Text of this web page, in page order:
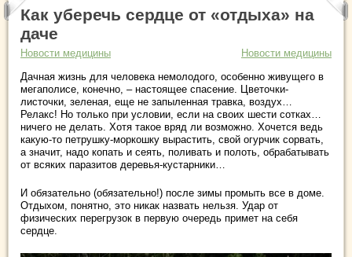
Как уберечь сердце от «отдыха» на
даче
Новости медицины
Новости медицины
Дачная жизнь для человека немолодого, особенно живущего в
мегаполисе, конечно, – настоящее спасение. Цветочки-
листочки, зеленая, еще не запыленная травка, воздух…
Релакс! Но только при условии, если на своих шести сотках…
ничего не делать. Хотя такое вряд ли возможно. Хочется ведь
какую-то петрушку-моркошку вырастить, свой огурчик сорвать,
а значит, надо копать и сеять, поливать и полоть, обрабатывать
от всяких паразитов деревья-кустарники…
И обязательно (обязательно!) после зимы промыть все в доме.
Отдыхом, понятно, это никак назвать нельзя. Удар от
физических перегрузок в первую очередь примет на себя
сердце.